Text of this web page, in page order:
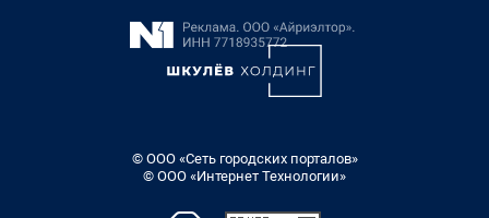
© ООО «Сеть городских порталов»
© ООО «Интернет Технологии»